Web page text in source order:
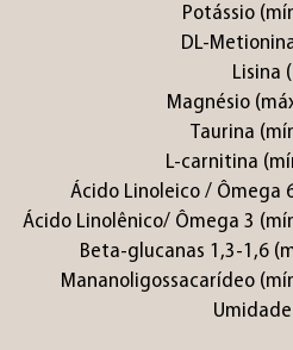
Potássio
DL-
Lisina
Magnésio
Taurina
L-carnitina
Ácido Linoleico / Ômega
Ácido Linolênico/ Ômega 3
Beta-glucanas 1,3-1,6
Mananoligossacarídeo